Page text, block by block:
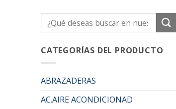
Buscar
por:
CATEGORÍAS DEL PRODUCTO
ABRAZADERAS
AC.AIRE ACONDICIONAD